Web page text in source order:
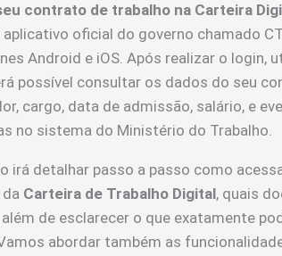
contrato de trabalho na Carteira
oficial do governo chamado
Android e iOS. Após realizar o login,
possível consultar os dados do seu
cargo, data de admissão, salário, e
no sistema do Ministério do Trabalho.
irá detalhar passo a passo como
Carteira de Trabalho Digital, quais
de esclarecer o que exatamente
abordar também as